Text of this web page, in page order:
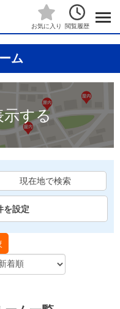
お気に入り 閲覧履歴
ム
する
現在地で検索
を設定